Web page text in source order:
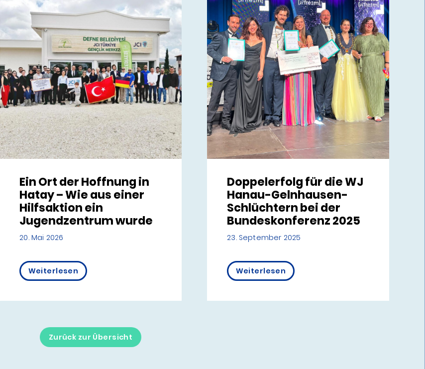
Ein Ort der Hoffnung in
Hatay – Wie aus einer
Hilfsaktion ein
Jugendzentrum wurde
20. Mai 2026
Weiterlesen
Doppelerfolg für die WJ
Hanau-Gelnhausen-
Schlüchtern bei der
Bundeskonferenz 2025
23. September 2025
Weiterlesen
Zurück zur Übersicht